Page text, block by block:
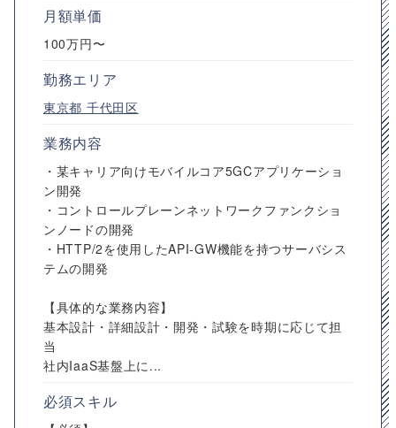
月額単価
100万円〜
勤務エリア
東京都 千代田区
業務内容
・某キャリア向けモバイルコア5GCアプリケーショ
ン開発
・コントロールプレーンネットワークファンクショ
ンノードの開発
・HTTP/2を使用したAPI-GW機能を持つサーバシス
テムの開発
【具体的な業務内容】
基本設計・詳細設計・開発・試験を時期に応じて担
当
社内IaaS基盤上に...
必須スキル